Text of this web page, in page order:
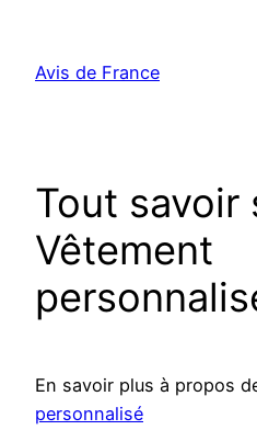
contenu
Avis de France
Tout savoir
Vêtement
En savoir plus à propos
personnalisé